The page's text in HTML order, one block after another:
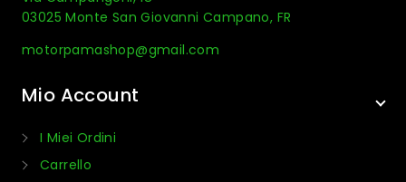
03025 Monte San Giovanni Campano, FR
motorpamashop@gmail.com
Mio Account
I Miei Ordini
Carrello